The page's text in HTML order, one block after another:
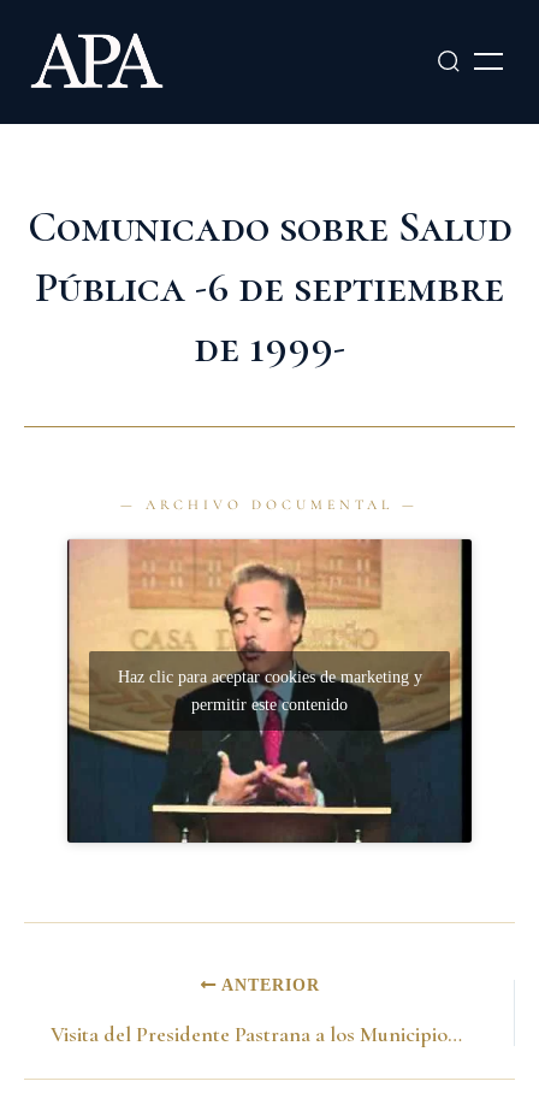
contenido
Comunicado sobre Salud
Pública -6 de septiembre
de 1999-
Haz clic para aceptar cookies de marketing y
permitir este contenido
ANTERIOR
Visita del Presidente Pastrana a los Municipios de Villa Rica y Prado -20 de noviembre de 1999-